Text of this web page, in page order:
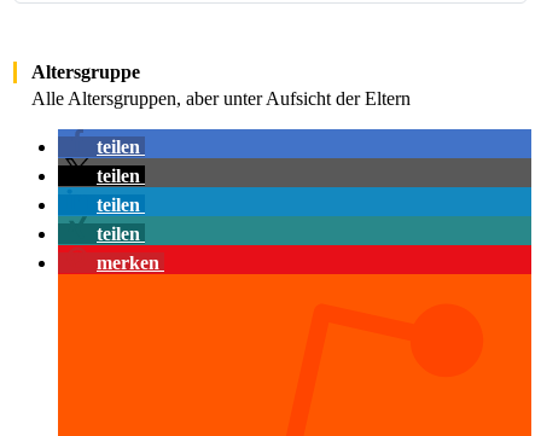
Altersgruppe
Alle Altersgruppen, aber unter Aufsicht der Eltern
teilen
teilen
teilen
teilen
merken